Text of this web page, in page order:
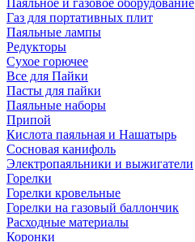
Паяльное и газовое оборудование
Газ для портативных плит
Паяльные лампы
Редукторы
Сухое горючее
Все для Пайки
Пасты для пайки
Паяльные наборы
Припой
Кислота паяльная и Нашатырь
Сосновая канифоль
Электропаяльники и выжигатели
Горелки
Горелки кровельные
Горелки на газовый баллончик
Расходные материалы
Коронки